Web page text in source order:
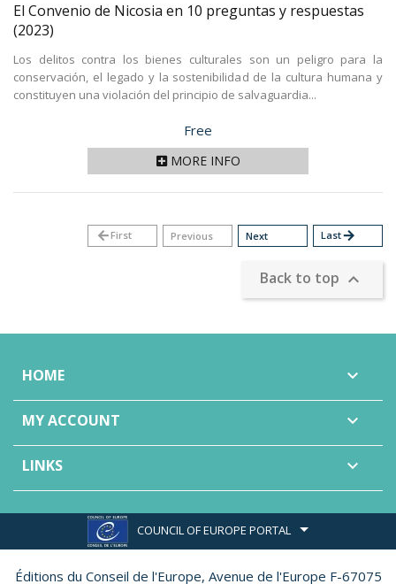
El Convenio de Nicosia en 10 preguntas y respuestas
(2023)
Los delitos contra los bienes culturales son un peligro para la
conservación, el legado y la sostenibilidad de la cultura humana y
constituyen una violación del principio de salvaguardia...
Price
Free
MORE INFO
arrow_backFirst Previous Next Lastarrow_forward
Back to top 
HOME 
MY ACCOUNT 
LINKS 
COUNCIL OF EUROPE PORTAL
Éditions du Conseil de l'Europe, Avenue de l'Europe F-67075